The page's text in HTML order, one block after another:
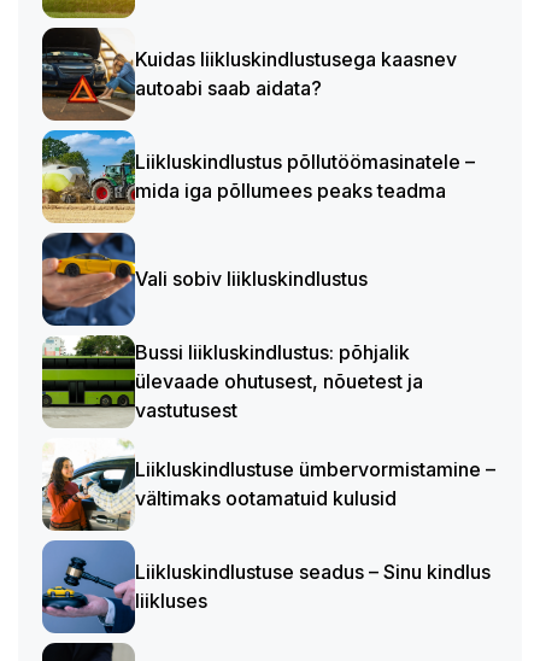
Kuidas liikluskindlustusega kaasnev
autoabi saab aidata?
Liikluskindlustus põllutöömasinatele –
mida iga põllumees peaks teadma
Vali sobiv liikluskindlustus
Bussi liikluskindlustus: põhjalik
ülevaade ohutusest, nõuetest ja
vastutusest
Liikluskindlustuse ümbervormistamine –
vältimaks ootamatuid kulusid
Liikluskindlustuse seadus – Sinu kindlus
liikluses